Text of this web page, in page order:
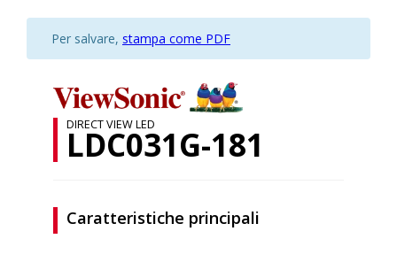
Per salvare, stampa come PDF
DIRECT VIEW LED
LDC031G-181
Caratteristiche principali